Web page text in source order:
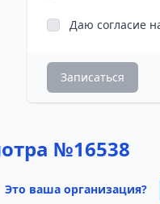
Даю согласие
Записаться
№16538
Это ваша организация?